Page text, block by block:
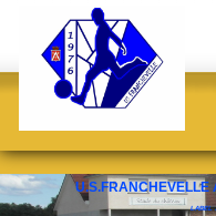
U.S.FRANCHEVELLE
LABEL
Panneau de gestion des